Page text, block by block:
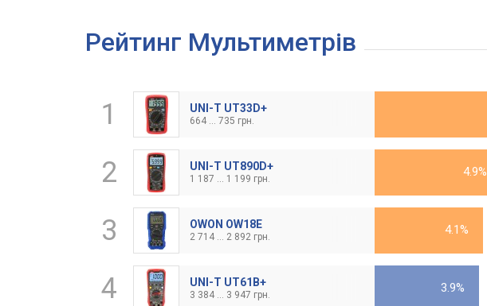
Рейтинг Мультиметрів
1 UNI-T UT33D+
664 ... 735 грн.
2 UNI-T UT890D+
1 187 ... 1 199 грн. 4.9%
3 OWON OW18E
2 714 ... 2 892 грн. 4.1%
4 UNI-T UT61B+
3 384 ... 3 947 грн. 3.9%